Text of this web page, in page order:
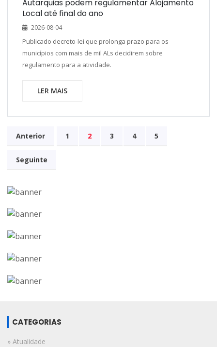
Autarquias podem regulamentar Alojamento
Local até final do ano
2026-08-04
Publicado decreto-lei que prolonga prazo para os
municípios com mais de mil ALs decidirem sobre
regulamento para a atividade.
LER MAIS
Anterior 1 2 3 4 5
Seguinte
CATEGORIAS
» Atualidade